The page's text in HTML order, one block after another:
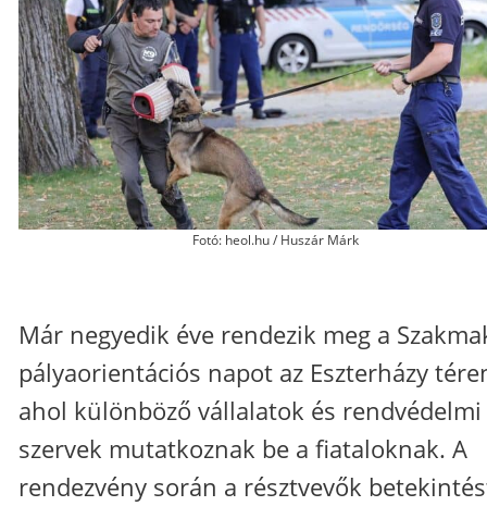
Fotó: heol.hu / Huszár Márk
Már negyedik éve rendezik meg a
pályaorientációs napot az Eszterházy
ahol különböző vállalatok és rendvédelmi
szervek mutatkoznak be a fiataloknak. A
rendezvény során a résztvevők